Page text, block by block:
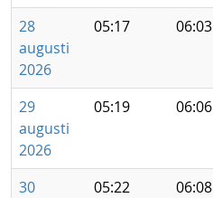
28
augusti
2026
05:17 06:03
29
augusti
2026
05:19 06:06
30
05:22 06:08